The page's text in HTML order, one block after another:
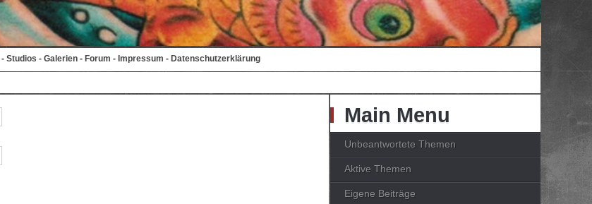
- Studios - Galerien - Forum - Impressum - Datenschutzerklärung
Main Menu
Unbeantwortete Themen
Aktive Themen
Eigene Beiträge